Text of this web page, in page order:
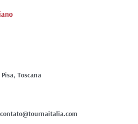
Toscana